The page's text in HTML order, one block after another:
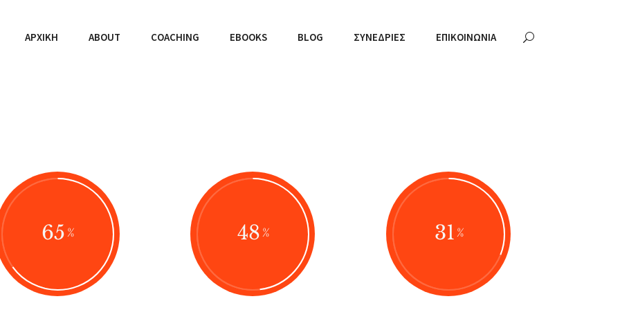
ΑΡΧΙΚΉ ABOUT COACHING EBOOKS BLOG ΣΥΝΕΔΡΊΕΣ ΕΠΙΚΟΙΝΩΝΊΑ
65 48 31